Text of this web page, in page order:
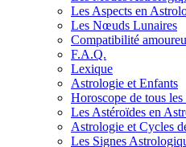
Les Aspects en
Les Nœuds Lunaires
Compatibilité
F.A.Q.
Lexique
Astrologie et Enfants
Horoscope de tous les
Les Astéroïdes en
Astrologie et Cycles
Les Signes